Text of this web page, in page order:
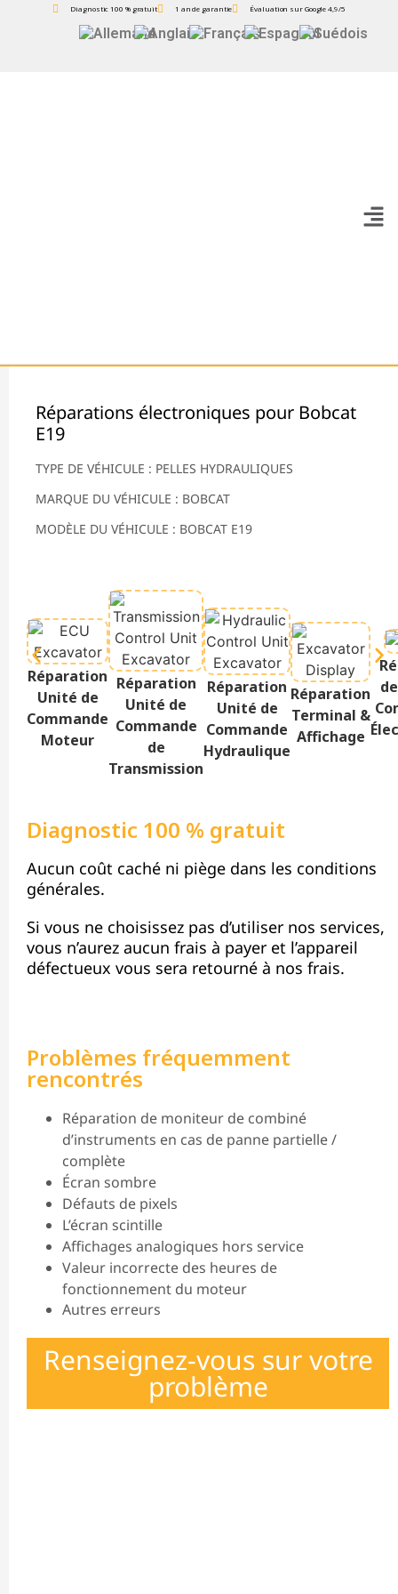
Diagnostic 100 % gratuit 1 an de garantie Évaluation sur Google 4,9/5
Réparations électroniques pour Bobcat
E19
TYPE DE VÉHICULE : PELLES HYDRAULIQUES
MARQUE DU VÉHICULE : BOBCAT
MODÈLE DU VÉHICULE : BOBCAT E19
Réparation
Unité de
Commande
Moteur
Réparation
Unité de
Commande
de
Transmission
Réparation
Unité de
Commande
Hydraulique
Réparation
Terminal &
Affichage
Diagnostic 100 % gratuit
Aucun coût caché ni piège dans les conditions
générales.
Si vous ne choisissez pas d’utiliser nos services,
vous n’aurez aucun frais à payer et l’appareil
défectueux vous sera retourné à nos frais.
Problèmes fréquemment
rencontrés
Réparation de moniteur de combiné
d’instruments en cas de panne partielle /
complète
Écran sombre
Défauts de pixels
L’écran scintille
Affichages analogiques hors service
Valeur incorrecte des heures de
fonctionnement du moteur
Autres erreurs
Renseignez-vous sur votre
problème